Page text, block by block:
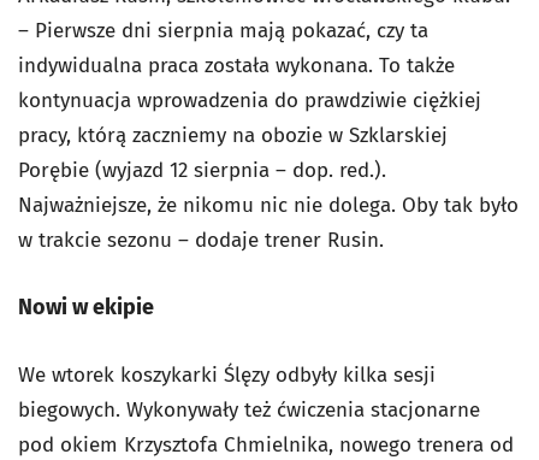
– Pierwsze dni sierpnia mają pokazać, czy ta
indywidualna praca została wykonana. To także
kontynuacja wprowadzenia do prawdziwie ciężkiej
pracy, którą zaczniemy na obozie w Szklarskiej
Porębie (wyjazd 12 sierpnia – dop. red.).
Najważniejsze, że nikomu nic nie dolega. Oby tak było
w trakcie sezonu – dodaje trener Rusin.
Nowi w ekipie
We wtorek koszykarki Ślęzy odbyły kilka sesji
biegowych. Wykonywały też ćwiczenia stacjonarne
pod okiem Krzysztofa Chmielnika, nowego trenera od